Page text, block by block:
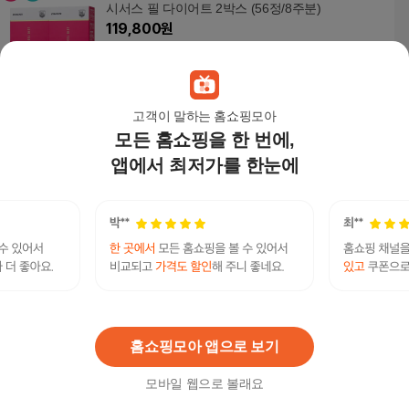
고객이 말하는 홈쇼핑모아
모든 홈쇼핑을 한 번에,
앱에서 최저가를 한눈에
홈쇼핑모아 앱으로 보기
모바일 웹으로 볼래요
시서스 필 다이어트 2박스 (56정/8주분)
119,800원
[본사공식몰] 시서스 필 다이어트 84정 (12주분/3
박스)
169,200
[본사공식몰] 시서스 필 다이어트 56정 (8주분/2박